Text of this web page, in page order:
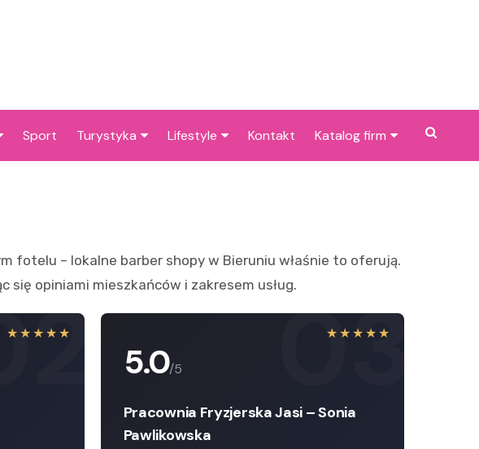
Sport Turystyka Lifestyle
Pozostałe
Kontakt Katalog firm
Edukacja i opieka
Zwierzęta
fotelu – lokalne barber shopy w Bieruniu właśnie to oferują.
się opiniami mieszkańców i zakresem usług.
★★★★★ 03
★★★★★
5.0/5
Pracownia Fryzjerska Jasi – Sonia
Pawlikowska